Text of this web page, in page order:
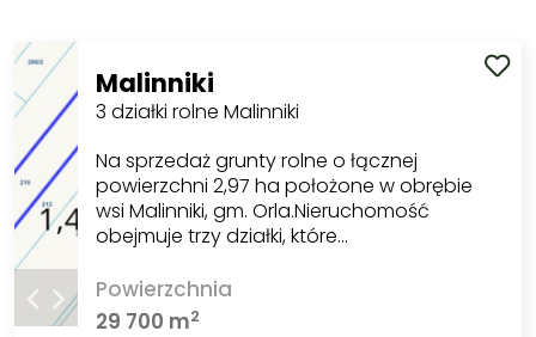
Malinniki
3 działki rolne Malinniki
Na sprzedaż grunty rolne o łącznej
powierzchni 2,97 ha położone w obrębie
wsi Malinniki, gm. Orla.Nieruchomość
obejmuje trzy działki, które…
Powierzchnia
29 700 m2